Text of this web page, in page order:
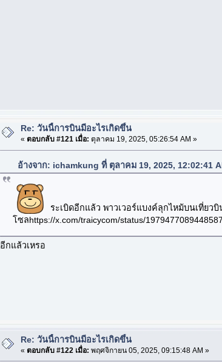
Re: วันนี้การบินมีอะไรเกิดขึ้น
« ตอบกลับ #121 เมื่อ: ตุลาคม 19, 2025, 05:26:54 AM »
อ้างจาก: ichamkung ที่ ตุลาคม 19, 2025, 12:02:41
ระเบิดอีกแล้ว พาวเวอร์แบงค์ลุกไหม้บนเที่ยวบิ
โซลhttps://x.com/traicycom/status/
อีกแล้วเหรอ
Re: วันนี้การบินมีอะไรเกิดขึ้น
« ตอบกลับ #122 เมื่อ: พฤศจิกายน 05, 2025, 09:15:48 AM »